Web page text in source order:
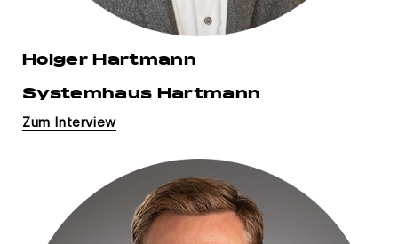
Holger Hartmann
Systemhaus Hartmann
Zum Interview